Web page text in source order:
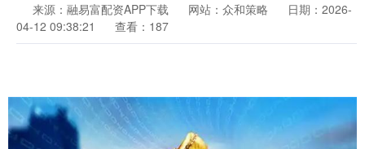
来源：融易富配资APP下载 网站：众和策略
日期：2026-
04-12 09:38:21
查看：187